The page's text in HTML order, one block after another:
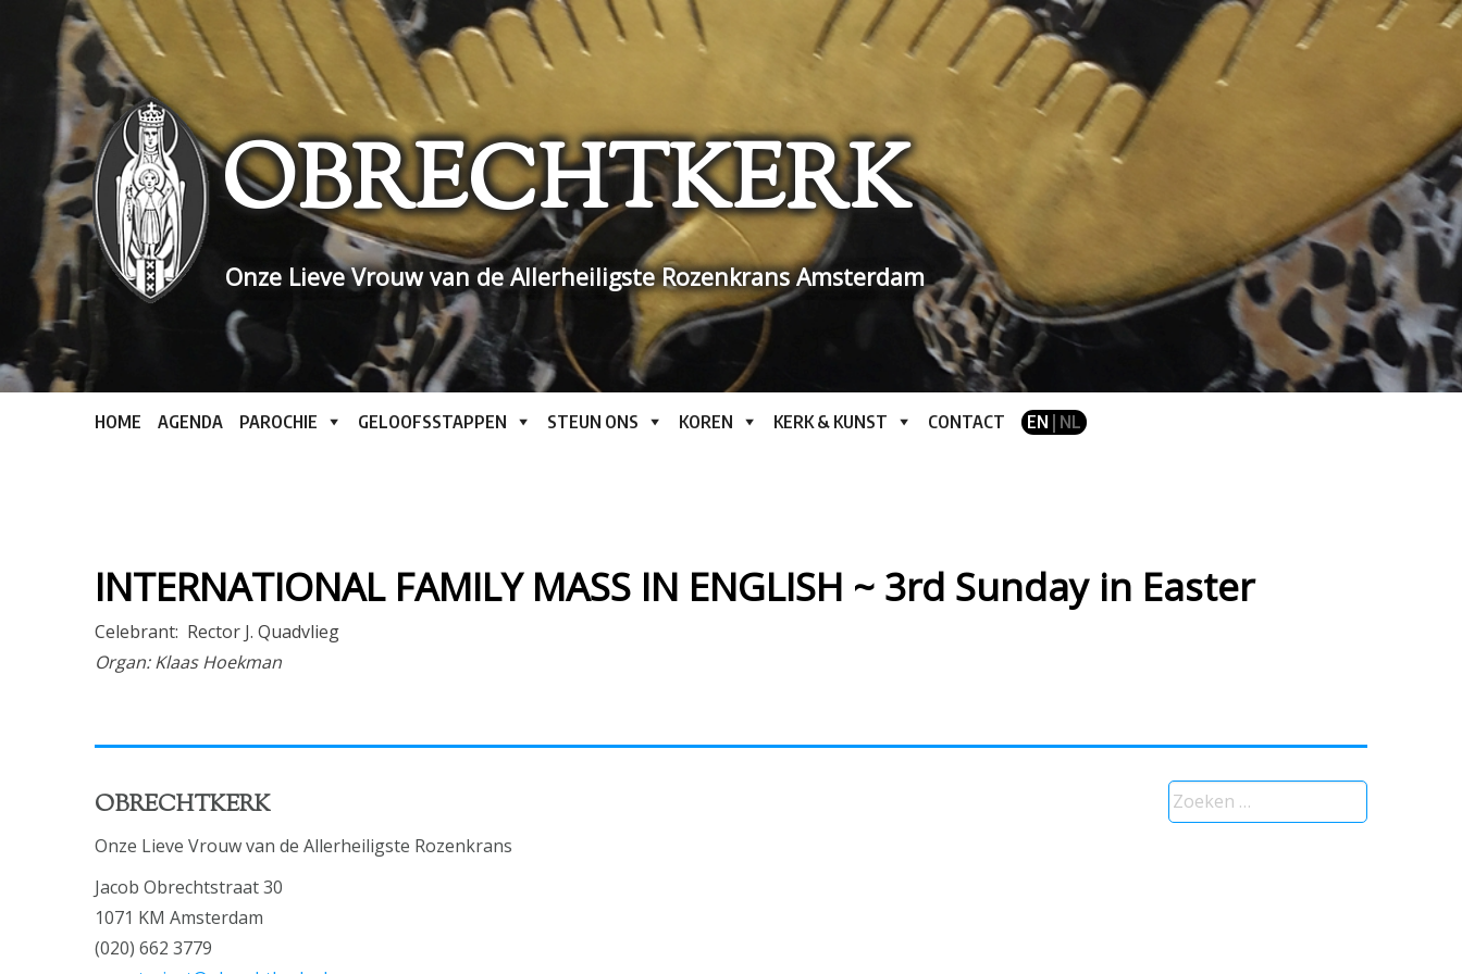
OBRECHTKERK
Onze Lieve Vrouw van de Allerheiligste Rozenkrans Amsterdam
HOME AGENDA PAROCHIE GELOOFSSTAPPEN STEUN ONS KOREN KERK & KUNST CONTACT EN | NL
INTERNATIONAL FAMILY MASS IN ENGLISH ~ 3rd Sunday in Easter
Celebrant: Rector J. Quadvlieg
Organ: Klaas Hoekman
OBRECHTKERK
Onze Lieve Vrouw van de Allerheiligste Rozenkrans
Jacob Obrechtstraat 30
1071 KM Amsterdam
(020) 662 3779
Zoeken
naar: